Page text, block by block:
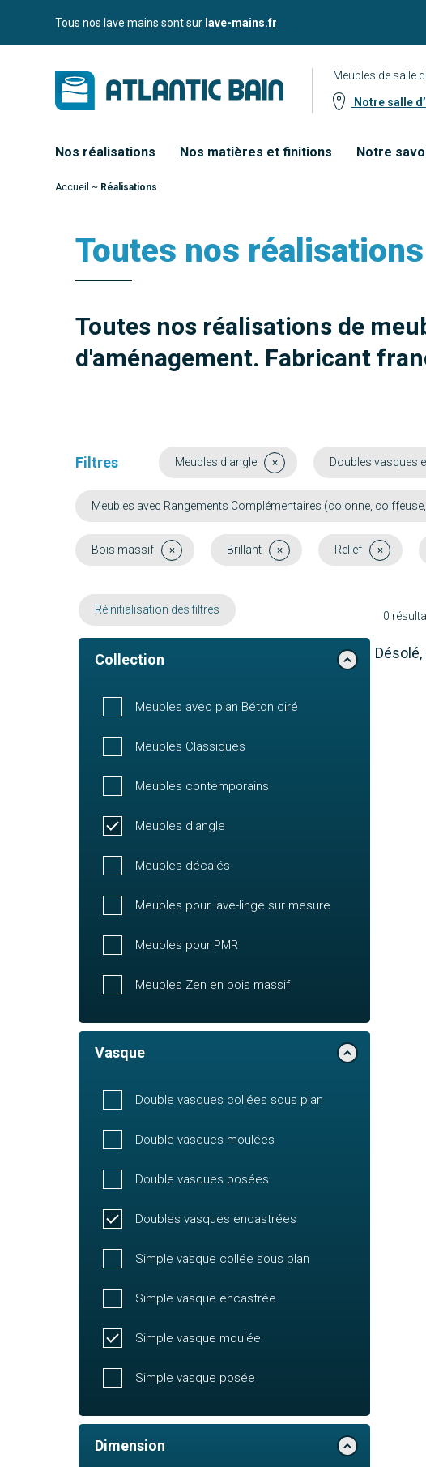
Aller auTous nos lave mains sont sur lave-mains.fr
Meubles de salle
Notre salle
Nos réalisations Nos matières et finitions Notre
Accueil ~ Réalisations
Toutes nos réalisations
Toutes nos réalisations de
d'aménagement. Fabricant
Filtres Meubles d'angle Doubles vasques
Meubles avec Rangements Complémentaires (colonne,
Bois massif Brillant Relief
Réinitialisation des filtres
Collection
Meubles avec plan Béton ciré
Meubles Classiques
Meubles contemporains
Meubles d'angle
Meubles décalés
Meubles pour lave-linge sur mesure
Meubles pour PMR
Meubles Zen en bois massif
Vasque
Double vasques collées sous plan
Double vasques moulées
Double vasques posées
Doubles vasques encastrées
Simple vasque collée sous plan
Simple vasque encastrée
Simple vasque moulée
Simple vasque posée
Dimension
0